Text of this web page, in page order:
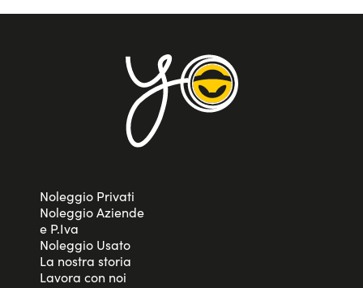
l’eleganza del modello. E per quanto riguarda
l’allestimento Business? Questo comprende: Apple Car
Play & Android Auto, cerchi in lega da 18’’,
climatizzatore automatico bi-zona
adattivo, fari anteriori LED, quadro strumenti digitale,
sensori di parcheggio anteriori e posteriori, sistema di
Anche gliinterni della Q5
visti come un esempio di lusso e funzionalità, con
materiali di alta qualità e un layout ergonomico che
garantisce spazio e comfort per tutti i passeggeri.
Noleggio Privati
Noleggio Aziende
e P.Iva
Noleggio Usato
La nostra storia
Lavora con noi